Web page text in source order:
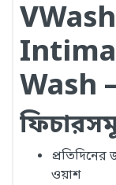
Wash
প্রতিদিনের
ওয়াশ